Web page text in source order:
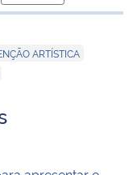
para área de
ARTÍSTICA